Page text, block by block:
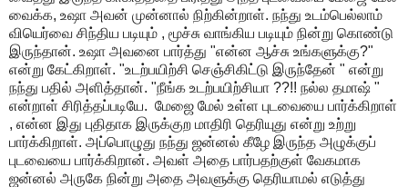
வைக்க, உஷா அவன் முன்னால் நிற்கின்றாள். நந்து உடம்பெல்லாம்
வியெர்வை சிந்திய படியும் , மூச்சு வாங்கிய படியும் நின்று கொண்டு
இருந்தான். உஷா அவனை பார்த்து "என்ன ஆச்சு உங்களுக்கு?"
என்று கேட்கிறாள். "உடற்பயிற்சி செஞ்சிகிட்டு இருந்தேன் " என்று
நந்து பதில் அளித்தான். "நீங்க உடற்பயிற்சியா ??!! நல்ல தமாஷ் "
என்றாள் சிரித்தப்படியே. மேஜை மேல் உள்ள புடவையை பார்க்கிறாள்
, என்ன இது புதிதாக இருக்குற மாதிரி தெரியுது என்று உற்று
பார்க்கிறாள். அப்பொழுது நந்து ஜன்னல் கீழே இருந்த அழுக்குப்
புடவையை பார்க்கிறான். அவள் அதை பார்பதற்குள் வேகமாக
ஜன்னல் அருகே நின்று அதை அவளுக்கு தெரியாமல் எடுத்து